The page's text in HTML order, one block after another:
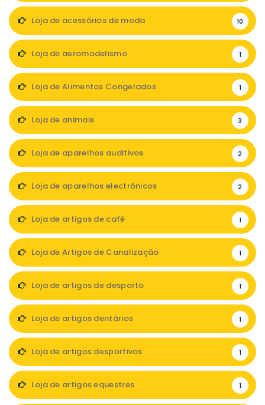
Loja de acessórios de moda 10
Loja de aeromodelismo 1
Loja de Alimentos Congelados 1
Loja de animais 3
Loja de aparelhos auditivos 2
Loja de aparelhos electrónicos 2
Loja de artigos de café 1
Loja de Artigos de Canalização 1
Loja de artigos de desporto 1
Loja de artigos dentários 1
Loja de artigos desportivos 1
Loja de artigos equestres 1